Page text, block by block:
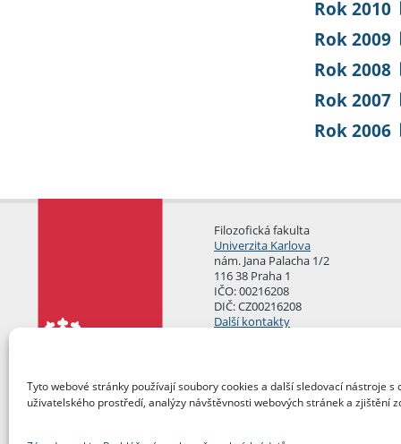
Tyto webové stránky používají soubory cookies a další sledovací nástroje s
uživatelského prostředí, analýzy návštěvnosti webových stránek a zjištění
Rok 2010
Rok 2009
Rok 2008
Rok 2007
Rok 2006
Filozofická fakulta
Univerzita Karlova
nám. Jana Palacha 1/2
116 38 Praha 1
IČO: 00216208
DIČ: CZ00216208
Další kontakty